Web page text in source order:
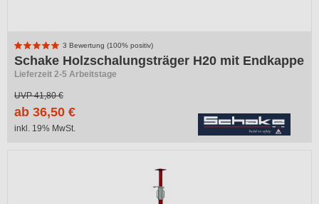
3 Bewertung (100% positiv)
Schake Holzschalungsträger H20 mit Endkappe
Lieferzeit 2-5 Arbeitstage
UVP41,80 €
ab 36,50 €
inkl. 19% MwSt.